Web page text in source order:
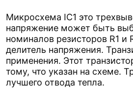
Микросхема IC1 это
напряжение может быть
номиналов резисторов R1
делитель напряжения.
применения. Этот
тому, что указан на схеме.
лучшего отвода тепла.